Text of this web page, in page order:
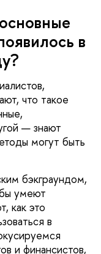
в
что такое
— знают
могут быть
бэкграундом,
умеют
как это
в
и финансистов,